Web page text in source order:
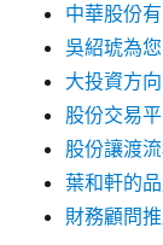
中華股份
吳紹琥為
大投資方向
股份交易
股份讓渡
葉和軒的
財務顧問